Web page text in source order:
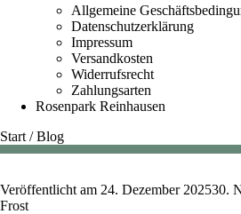
Allgemeine
Datenschutzerklärung
Impressum
Versandkosten
Widerrufsrecht
Zahlungsarten
Rosenpark Reinhausen
Start /Blog
Veröffentlicht am 24. Dezember 202530.
Frost